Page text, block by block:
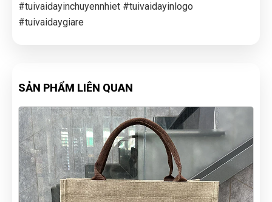
#tuivaidayinchuyennhiet #tuivaidayinlogo
#tuivaidaygiare
SẢN PHẨM LIÊN QUAN